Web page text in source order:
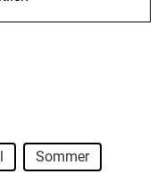
Sommer